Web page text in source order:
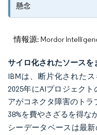
懸念
情報源: Mordor
サイロ化されたソースを
IBMは、断片化された
2025年にAIプロジェク
アがコネクタ障害のト
38%を費やさざるを得な
シーデータベースは最